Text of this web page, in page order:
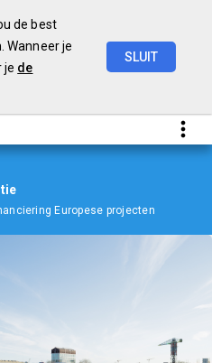
de best
Wanneer je
je de
SLUIT
Europese projecten